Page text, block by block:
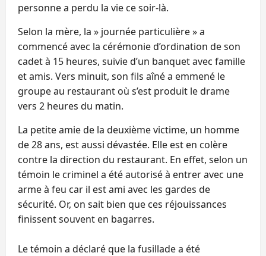
personne a perdu la vie ce soir-là.
Selon la mère, la » journée particulière » a
commencé avec la cérémonie d’ordination de son
cadet à 15 heures, suivie d’un banquet avec famille
et amis. Vers minuit, son fils aîné a emmené le
groupe au restaurant où s’est produit le drame
vers 2 heures du matin.
La petite amie de la deuxième victime, un homme
de 28 ans, est aussi dévastée. Elle est en colère
contre la direction du restaurant. En effet, selon un
témoin le criminel a été autorisé à entrer avec une
arme à feu car il est ami avec les gardes de
sécurité. Or, on sait bien que ces réjouissances
finissent souvent en bagarres.
Le témoin a déclaré que la fusillade a été